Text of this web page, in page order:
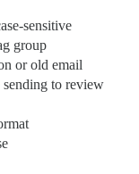
sensitive
group
or old email
to review